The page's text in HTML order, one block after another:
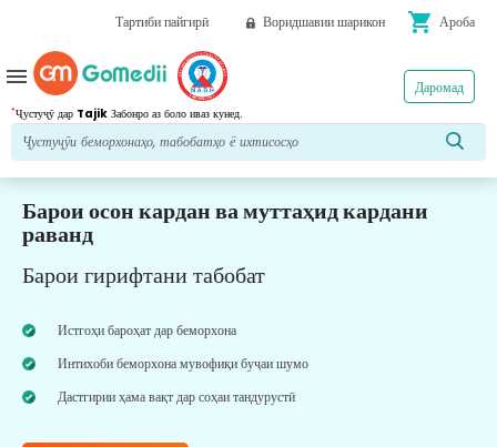
Тартиби пайгирӣ Воридшавии шарикон shopping_cart Ароба
*Ҷустуҷӯ дар Tajik Забонро аз боло иваз кунед.
Даромад
menu
Барои осон кардан ва муттаҳид кардани
раванд
Барои гирифтани табобат
Истгоҳи бароҳат дар беморхона
Интихоби беморхона мувофиқи буҷаи шумо
Дастгирии ҳама вақт дар соҳаи тандурустӣ